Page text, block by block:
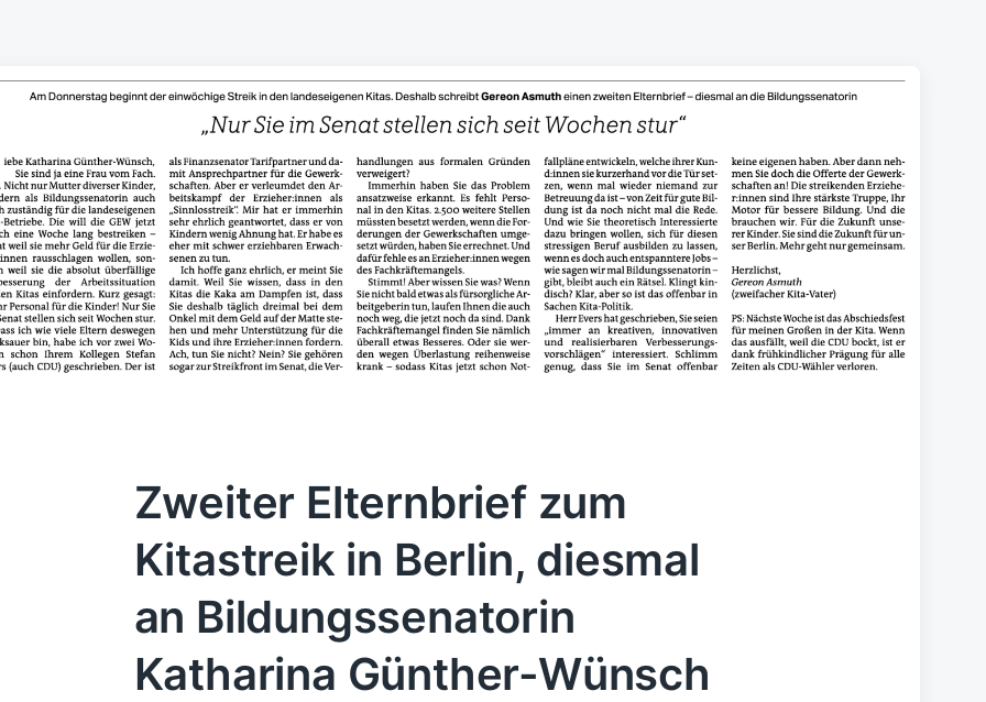
Zweiter Elternbrief zum
Kitastreik in Berlin, diesmal
an Bildungssenatorin
Katharina Günther-Wünsch